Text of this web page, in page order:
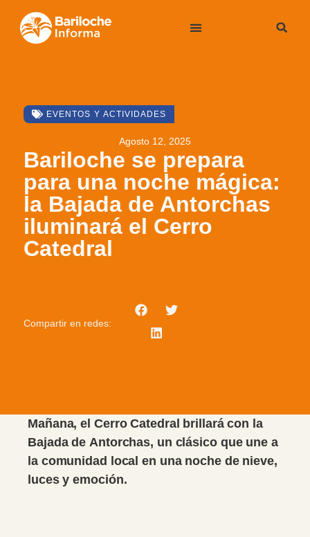
EVENTOS Y ACTIVIDADES
Agosto 12, 2025
Bariloche se prepara
para una noche mágica:
la Bajada de Antorchas
iluminará el Cerro
Catedral
Compartir en redes:
Mañana, el Cerro Catedral brillará con la
Bajada de Antorchas, un clásico que une a
la comunidad local en una noche de nieve,
luces y emoción.